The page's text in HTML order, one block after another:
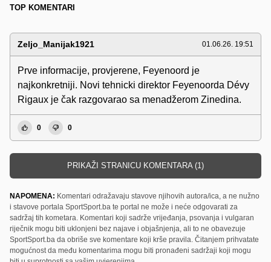
TOP KOMENTARI
Zeljo_Manijak1921 01.06.26. 19:51
Prve informacije, provjerene, Feyenoord je
najkonkretniji. Novi tehnicki direktor Feyenoorda Dévy
Rigaux je čak razgovarao sa menadžerom Zinedina.
0 0
PRIKAŽI STRANICU KOMENTARA (1)
NAPOMENA: Komentari odražavaju stavove njihovih autora/ica, a ne nužno
i stavove portala SportSport.ba te portal ne može i neće odgovarati za
sadržaj tih kometara. Komentari koji sadrže vrijeđanja, psovanja i vulgaran
riječnik mogu biti uklonjeni bez najave i objašnjenja, ali to ne obavezuje
SportSport.ba da obriše sve komentare koji krše pravila. Čitanjem prihvatate
mogućnost da među komentarima mogu biti pronađeni sadržaji koji mogu